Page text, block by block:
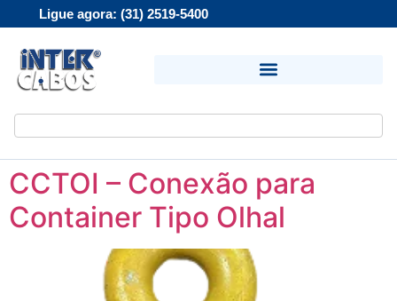
Ligue agora: (31) 2519-5400
CCTOI – Conexão para
Container Tipo Olhal